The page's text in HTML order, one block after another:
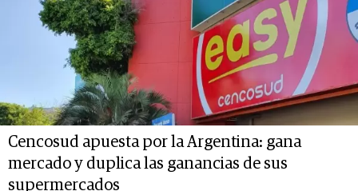
Cencosud apuesta por la Argentina: gana
mercado y duplica las ganancias de sus
supermercados